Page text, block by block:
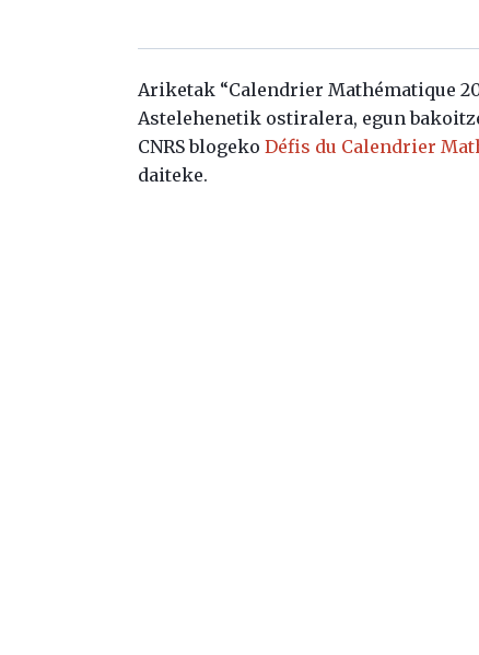
Ariketak “Calendrier Mathématique
Astelehenetik ostiralera, egun
CNRS blogekoDéfis du Calendrier
daiteke.